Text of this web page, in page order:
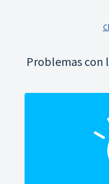
Problemas con